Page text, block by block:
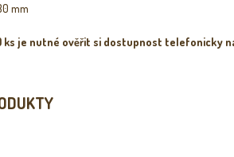
mm
ks je nutné ověřit si dostupnost telefonicky